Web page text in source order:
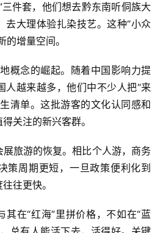
件套，他们想去黔东南听侗族大
去大理体验扎染技艺。这种“小众
的增量空间。
概念的崛起。随着中国影响力提
人越来越多，他们中不少人把“来
清单。这批游客的文化认同感和
关注的新兴客群。
旅游的恢复。相比个人游，商务
策周期更短，一旦政策便利化到
往更快。
其在“红海”里拼价格，不如在“蓝